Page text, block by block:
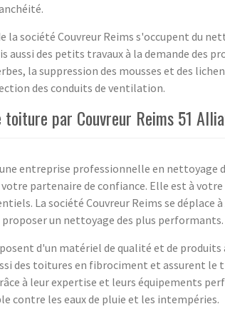
la société Couvreur Reims s'occupent du
aussi des petits travaux à la demande des
la suppression des mousses et des
des conduits de ventilation.
toiture par Couvreur Reims 51
entreprise professionnelle en nettoyage
partenaire de confiance. Elle est à
La société Couvreur Reims se déplace
proposer un nettoyage des plus performants.
d'un matériel de qualité et de produits
des toitures en fibrociment et assurent le
à leur expertise et leurs équipements
contre les eaux de pluie et les intempéries.